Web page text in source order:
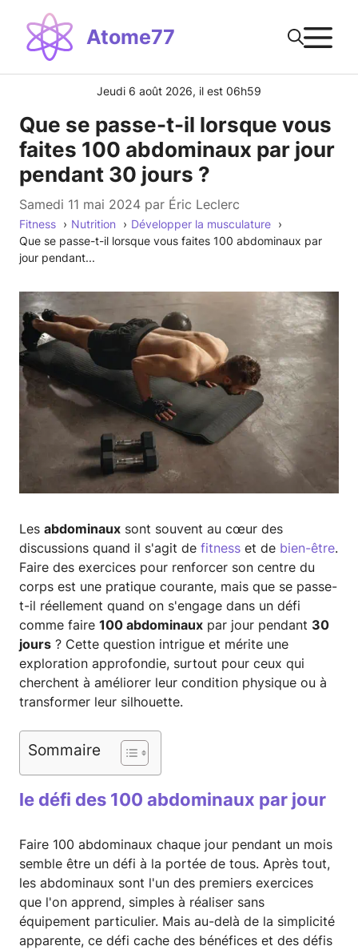
contenu
Atome77
Jeudi 6 août 2026, il est 06h59
Que se passe-t-il lorsque vous
faites 100 abdominaux par jour
pendant 30 jours ?
samedi 11 mai 2024 par Éric Leclerc
Fitness Nutrition
Développer la musculature
Que se passe-t-il lorsque vous faites 100 abdominaux par
jour pendant...
Les abdominaux sont souvent au cœur des
discussions quand il s'agit de fitness et de bien-être.
Faire des exercices pour renforcer son centre du
corps est une pratique courante, mais que se passe-
t-il réellement quand on s'engage dans un défi
comme faire 100 abdominaux par jour pendant 30
jours ? Cette question intrigue et mérite une
exploration approfondie, surtout pour ceux qui
cherchent à améliorer leur condition physique ou à
transformer leur silhouette.
Sommaire
le défi des 100 abdominaux par jour
Faire 100 abdominaux chaque jour pendant un mois
semble être un défi à la portée de tous. Après tout,
les abdominaux sont l'un des premiers exercices
que l'on apprend, simples à réaliser sans
équipement particulier. Mais au-delà de la simplicité
apparente, ce défi cache des bénéfices et des défis